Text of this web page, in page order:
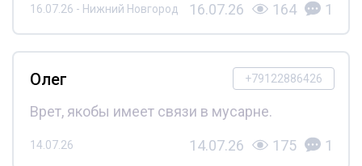
16.07.26 - Нижний Новгород 16.07.26 164 1
+79122886426
Олег
Врет, якобы имеет связи в мусарне.
14.07.26 14.07.26 175 1